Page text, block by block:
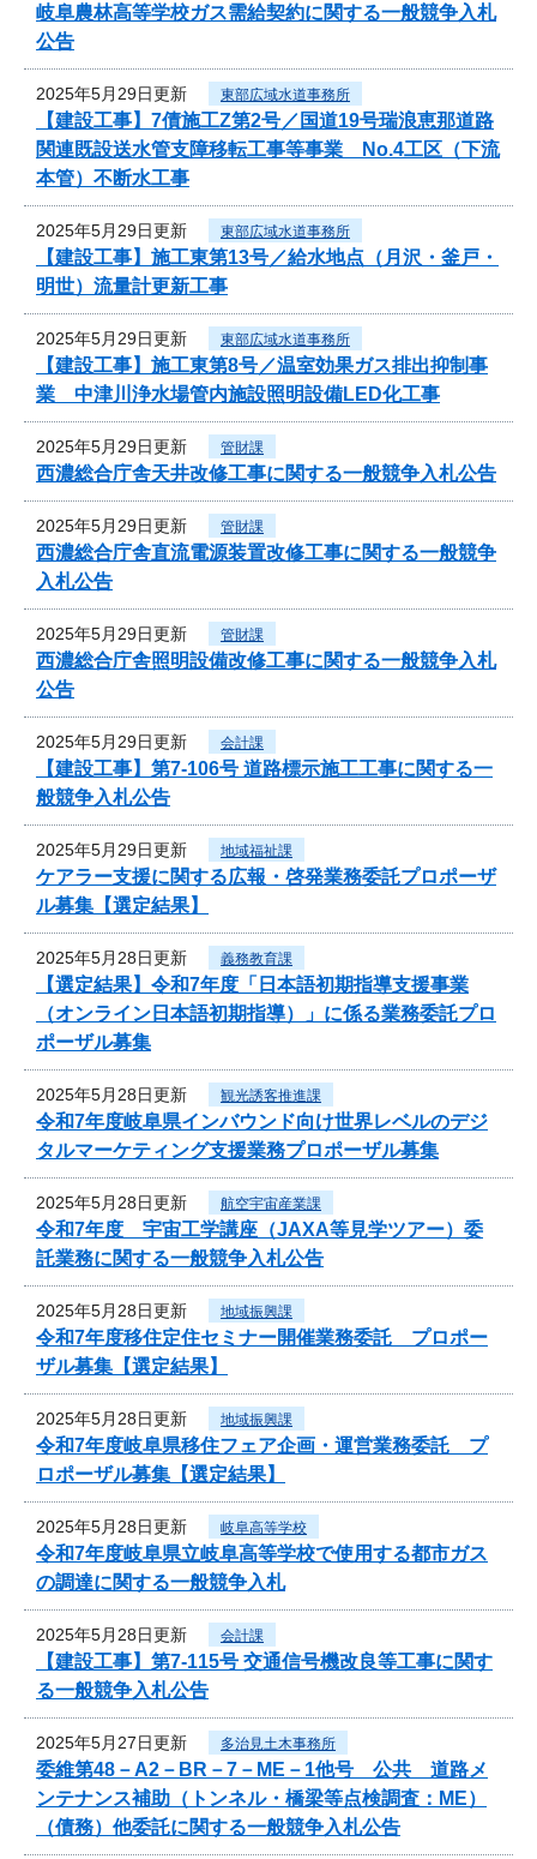
岐阜農林高等学校ガス需給契約に関する一般競争入札
公告
2025年5月29日更新 東部広域水道事務所
【建設工事】7債施工Z第2号／国道19号瑞浪恵那道路
関連既設送水管支障移転工事等事業 No.4工区（下流
本管）不断水工事
2025年5月29日更新 東部広域水道事務所
【建設工事】施工東第13号／給水地点（月沢・釜戸・
明世）流量計更新工事
2025年5月29日更新 東部広域水道事務所
【建設工事】施工東第8号／温室効果ガス排出抑制事
業 中津川浄水場管内施設照明設備LED化工事
2025年5月29日更新 管財課
西濃総合庁舎天井改修工事に関する一般競争入札公告
2025年5月29日更新 管財課
西濃総合庁舎直流電源装置改修工事に関する一般競争
入札公告
2025年5月29日更新 管財課
西濃総合庁舎照明設備改修工事に関する一般競争入札
公告
2025年5月29日更新 会計課
【建設工事】第7-106号 道路標示施工工事に関する一
般競争入札公告
2025年5月29日更新 地域福祉課
ケアラー支援に関する広報・啓発業務委託プロポーザ
ル募集【選定結果】
2025年5月28日更新 義務教育課
【選定結果】令和7年度「日本語初期指導支援事業
（オンライン日本語初期指導）」に係る業務委託プロ
ポーザル募集
2025年5月28日更新 観光誘客推進課
令和7年度岐阜県インバウンド向け世界レベルのデジ
タルマーケティング支援業務プロポーザル募集
2025年5月28日更新 航空宇宙産業課
令和7年度 宇宙工学講座（JAXA等見学ツアー）委
託業務に関する一般競争入札公告
2025年5月28日更新 地域振興課
令和7年度移住定住セミナー開催業務委託 プロポー
ザル募集【選定結果】
2025年5月28日更新 地域振興課
令和7年度岐阜県移住フェア企画・運営業務委託 プ
ロポーザル募集【選定結果】
2025年5月28日更新 岐阜高等学校
令和7年度岐阜県立岐阜高等学校で使用する都市ガス
の調達に関する一般競争入札
2025年5月28日更新 会計課
【建設工事】第7-115号 交通信号機改良等工事に関す
る一般競争入札公告
2025年5月27日更新 多治見土木事務所
委維第48－A2－BR－7－ME－1他号 公共 道路メ
ンテナンス補助（トンネル・橋梁等点検調査：ME）
（債務）他委託に関する一般競争入札公告